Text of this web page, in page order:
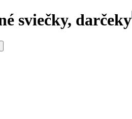
sviečky, darčeky